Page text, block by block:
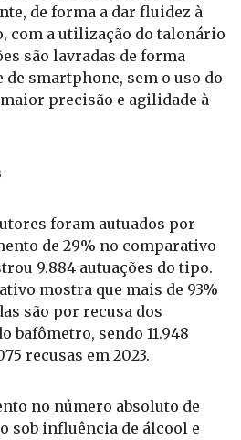
de forma a dar fluidez à
com a utilização do talonário
são lavradas de forma
smartphone, sem o uso do
precisão e agilidade à
foram autuados por
de 29% no comparativo
9.884 autuações do tipo.
mostra que mais de 93%
são por recusa dos
bafômetro, sendo 11.948
recusas em 2023.
no número absoluto de
sob influência de álcool e